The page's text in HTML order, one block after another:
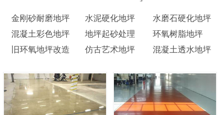
金刚砂耐磨地坪 水泥硬化地坪
水磨石硬化地坪
混凝土彩色地坪
地坪起砂处理
环氧树脂地坪
旧环氧地坪改造
仿古艺术地坪 混凝土透水地坪